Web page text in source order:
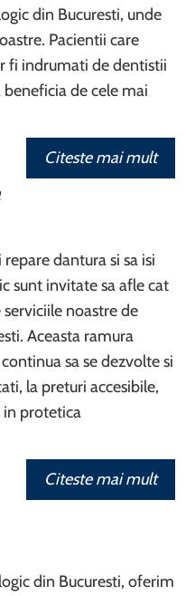
din Bucuresti, unde
Pacientii care
fi indrumati de dentistii
de cele mai
Citeste mai mult
repare dantura si sa isi
sunt invitate sa afle cat
noastre de
Aceasta ramura
sa se dezvolte si
la preturi accesibile,
protetica
Citeste mai mult
din Bucuresti, oferim